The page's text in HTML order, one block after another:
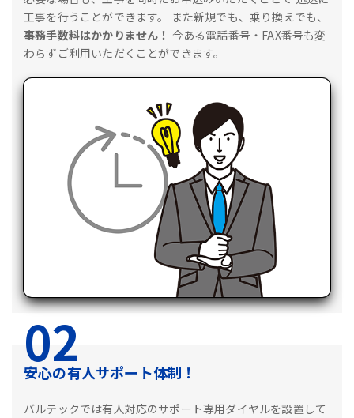
工事を行うことができます。
また新規でも、乗り換えでも、
事務手数料はかかりません！ 今ある電話番号・FAX番号も変
わらずご利用いただくことができます。
02
安心の有人サポート体制！
バルテックでは有人対応のサポート専用ダイヤルを設置して